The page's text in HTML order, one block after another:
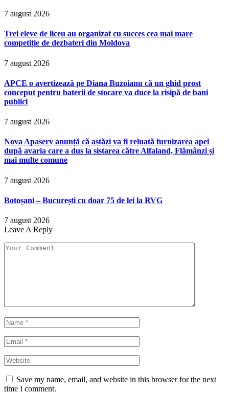
7 august 2026
Trei eleve de liceu au organizat cu succes cea mai mare
competiție de dezbateri din Moldova
7 august 2026
APCE o avertizează pe Diana Buzoianu că un ghid prost
conceput pentru baterii de stocare va duce la risipă de bani
publici
7 august 2026
Nova Apaserv anunță că astăzi va fi reluată furnizarea apei
după avaria care a dus la sistarea către Alfaland, Flămânzi și
mai multe comune
7 august 2026
Botoșani – București cu doar 75 de lei la RVG
7 august 2026
Leave A Reply
Save my name, email, and website in this browser for the next
time I comment.